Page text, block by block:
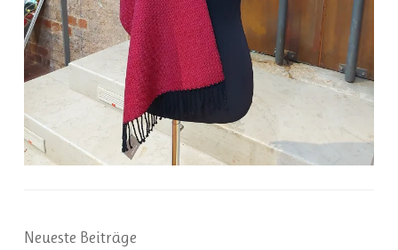
Neueste Beiträge